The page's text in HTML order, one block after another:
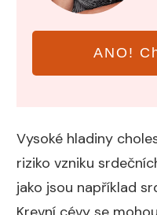
ANO!
Vysoké hladiny
riziko vzniku
jako jsou například